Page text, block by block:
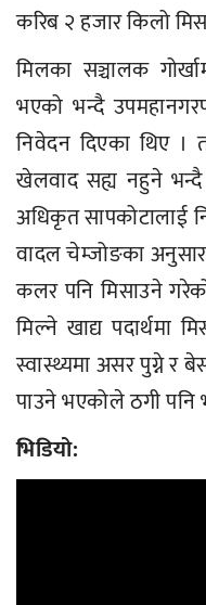
करिब २ हजार किलो
मिलका सञ्चालक
भएको भन्दै
निवेदन दिएका थिए ।
खेलवाद सह्य नहुने भन्दै
अधिकृत सापकोटालाई
वादल चेम्जोङका
कलर पनि मिसाउने
मिल्ने खाद्य पदार्थमा
स्वास्थ्यमा असर पुग्ने र
पाउने भएकोले ठगी
भिडियो: